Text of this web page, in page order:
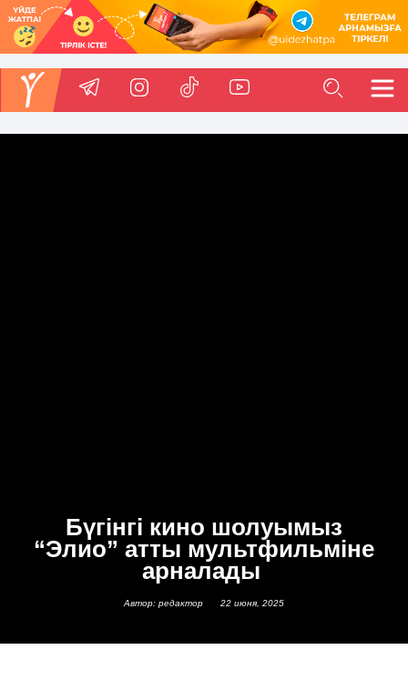
Бүгінгі кино шолуымыз
“Элио” атты мультфильміне
арналады
Автор: редактор 22 июня, 2025